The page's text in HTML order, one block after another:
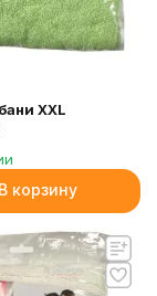
XXL
В корзину